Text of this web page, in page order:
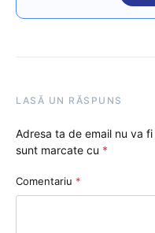
LASĂ UN RĂSPUNS
Adresa ta de email nu va
sunt marcate cu *
Comentariu *